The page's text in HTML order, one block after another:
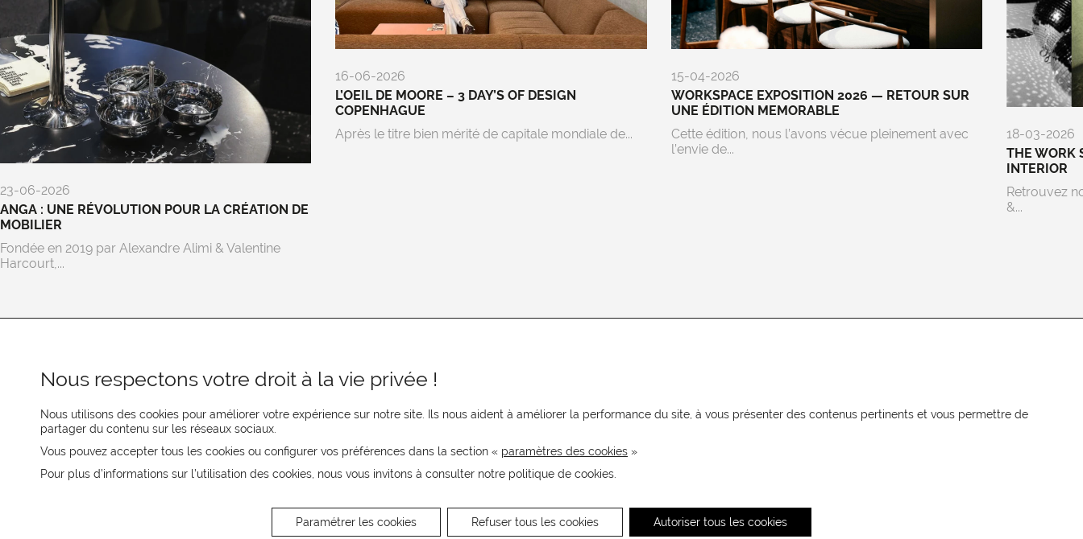
23-06-2026
ANGA : UNE RÉVOLUTION POUR LA CRÉATION DE
MOBILIER
Fondée en 2019 par Alexandre Alimi & Valentine
Harcourt,...
16-06-2026
L’OEIL DE MOORE – 3 DAY’S OF DESIGN
COPENHAGUE
Après le titre bien mérité de capitale mondiale de...
15-04-2026
WORKSPACE EXPOSITION 2026 — RETOUR SUR
UNE ÉDITION MEMORABLE
Cette édition, nous l’avons vécue pleinement avec
l’envie de...
18-03-2026
THE WORK
INTERIOR
Retrouvez
&...
REJOIGNEZ-NOUS
CONTACTEZ-NOUS
Recevez les actualités MOORE en
Nous respectons votre droit à la vie privée !
Nous utilisons des cookies pour améliorer votre expérience sur notre site. Ils nous aident à améliorer la performance du site, à vous présenter des contenus pertinents et vous permettre de
partager du contenu sur les réseaux sociaux.
Vous pouvez accepter tous les cookies ou configurer vos préférences dans la section « paramètres des cookies »
Pour plus d’informations sur l’utilisation des cookies, nous vous invitons à consulter notre politique de cookies.
Autoriser tous les cookies
Refuser tous les cookies
Paramétrer les cookies